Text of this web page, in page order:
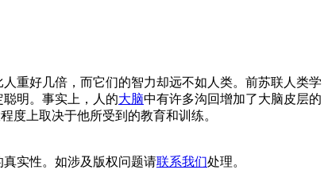
重好几倍，而它们的智力却远不如人类。前苏联人类学
明。事实上，人的大脑中有许多沟回增加了大脑皮层的
度上取决于他所受到的教育和训练。
实性。如涉及版权问题请联系我们处理。